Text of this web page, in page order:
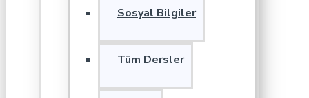
Sosyal Bilgiler
Tüm Dersler